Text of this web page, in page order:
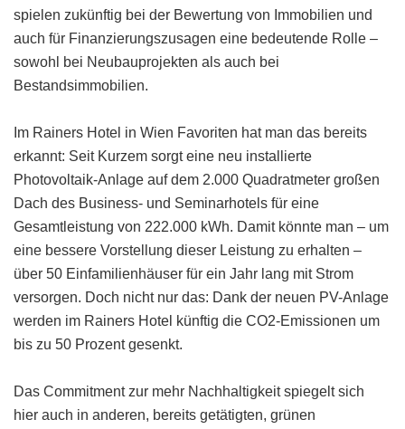
spielen zukünftig bei der Bewertung von Immobilien und
auch für Finanzierungszusagen eine bedeutende Rolle –
sowohl bei Neubauprojekten als auch bei
Bestandsimmobilien.
Im Rainers Hotel in Wien Favoriten hat man das bereits
erkannt: Seit Kurzem sorgt eine neu installierte
Photovoltaik-Anlage auf dem 2.000 Quadratmeter großen
Dach des Business- und Seminarhotels für eine
Gesamtleistung von 222.000 kWh. Damit könnte man – um
eine bessere Vorstellung dieser Leistung zu erhalten –
über 50 Einfamilienhäuser für ein Jahr lang mit Strom
versorgen. Doch nicht nur das: Dank der neuen PV-Anlage
werden im Rainers Hotel künftig die CO2-Emissionen um
bis zu 50 Prozent gesenkt.
Das Commitment zur mehr Nachhaltigkeit spiegelt sich
hier auch in anderen, bereits getätigten, grünen